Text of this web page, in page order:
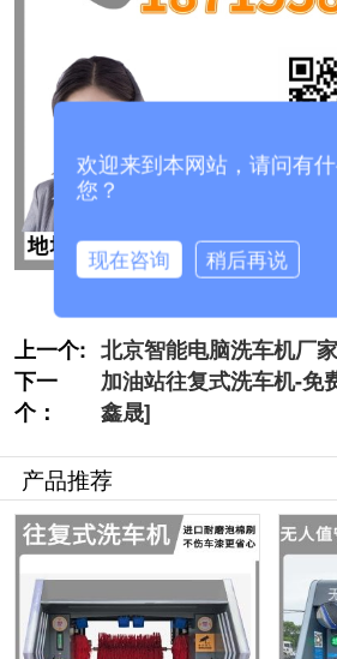
上一个: 北京智能电脑洗车机厂
[隆茂鑫晟]
下一
个：
加油站往复式洗车机-免
鑫晟]
产品推荐
欢迎来到本网站，请问有
您？
现在咨询 稍后再说